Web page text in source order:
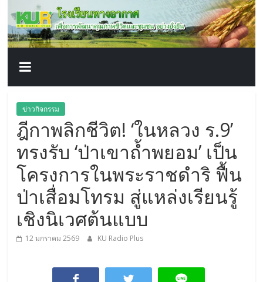
content
โรงเรียน
ทาง
อากาศ​
เพื่อ
พัฒนา
คุณภาพ
ชีวิต
ข่าวกิจกรรม
ฎีกาพลิกชีวิต! ‘ในหลวง ร.9’
ทรงรับ ‘ป่าเขาถ้ำพยอม’ เป็น
โครงการในพระราชดำริ ฟื้น
ป่าเสื่อมโทรม สู่แหล่งเรียนรู้
เชิงนิเวศต้นแบบ
12 มกราคม 2569 KU Radio Plus